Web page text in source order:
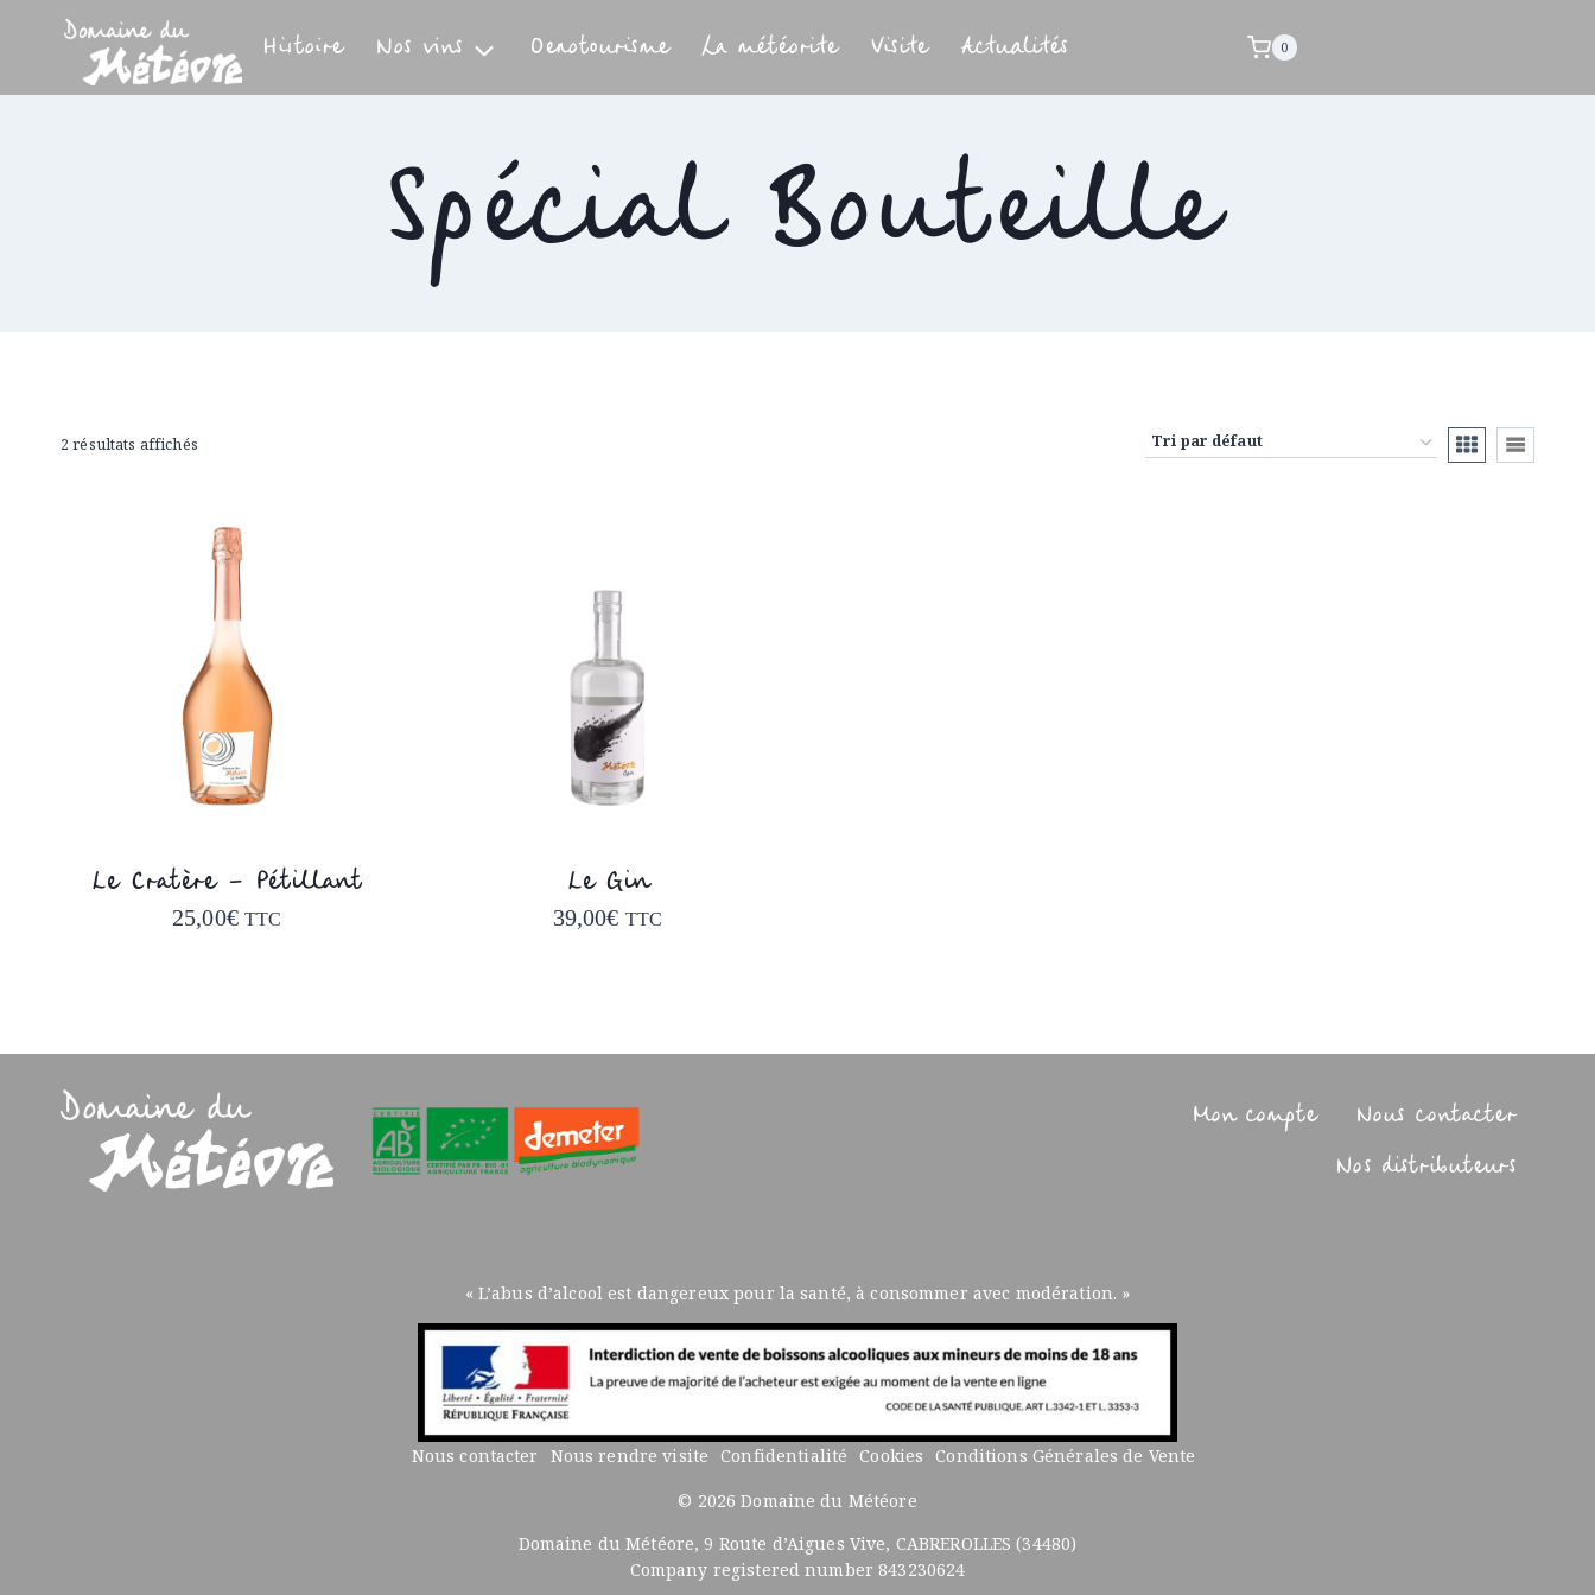
Histoire Nos vins Oenotourisme La météorite Visite Actualités 0
Spécial Bouteille
2 résultats affichés
Le Cratère – Pétillant
25,00€ TTC
Le Gin
39,00€ TTC
Mon compte
Nous contacter
Nos distributeurs
« L’abus d’alcool est dangereux pour la santé, à consommer avec modération. »
Nous contacter Nous rendre visite Confidentialité Cookies
Conditions Générales de Vente
© 2026 Domaine du Météore
Domaine du Météore, 9 Route d’Aigues Vive, CABREROLLES (34480)
Company registered number 843230624